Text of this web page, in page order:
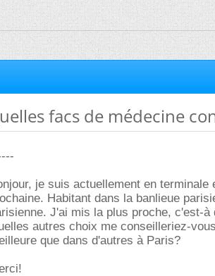
facs de médecine
je suis actuellement en
Habitant dans la banlieue
J'ai mis la plus proche, c'est-
autres choix me conseilleriez-
que dans d'autres à Paris?